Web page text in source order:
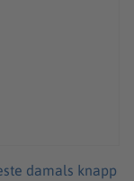
damals knapp